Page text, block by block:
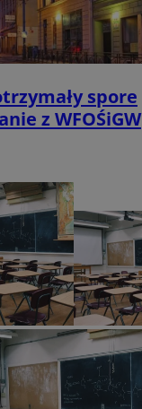
spore
z WFOŚiGW